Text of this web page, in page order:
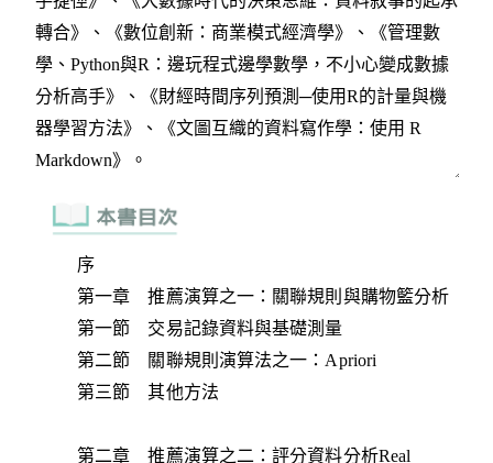
序
第一章 推薦演算之一：關聯規則與購物籃分析
第一節 交易記錄資料與基礎測量
第二節 關聯規則演算法之一：Apriori
第三節 其他方法
第二章 推薦演算之二：評分資料分析Real